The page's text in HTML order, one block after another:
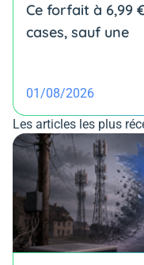
Ce forfait à 6,99
cases, sauf une
01/08/2026
Les articles les plus